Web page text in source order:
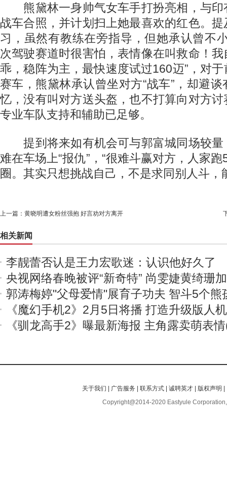
熊黛林一身帅气女车手打扮亮相，与印
战车合照，并计划扫上她最喜欢的红色。
习，虽然有教练在旁指导，但她承认曾不
次驾驶赛道时很害怕，表情像在叫救命！
乖，稳阵为主，最快速度试过160迈”，对
赛车，熊黛林承认曾坐对方“战车”，却避
忆，没有叫对方送头盔，也不打算向对方
专业车队支持和辅助已足够。
提到将来如有机会可与郭富城同场较量
难在车场上“报仇”，“很难斗赢对方，人家
圈。其实只想挑战自己，不是求同别人斗，
上一篇： 黄晓明遭女粉丝强抱 好言劝对方离开
相关新闻
李靓蕾否认是王力宏歌迷：认识他好久了
央视网络春晚被评“新奇特” 尚雯婕黄绮珊
郭涛梅婷"父母爱情"展育子功夫 智斗5个熊
《魔幻手机2》2月5日将播 打造升级版人
《驯龙高手2》曝最新海报 主角露卖萌表
关于我们 | 广告服务 |联系方式 |诚聘英才 | 版权声明 |
Copyright@2014-2020 Eastyule